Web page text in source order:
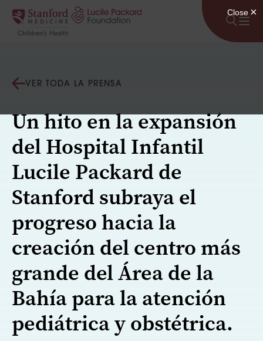
Saltar al contenido
VER TODA LA PRENSA
Un hito en la expansión
del Hospital Infantil
Lucile Packard de
Stanford subraya el
progreso hacia la
creación del centro más
grande del Área de la
Bahía para la atención
pediátrica y obstétrica.